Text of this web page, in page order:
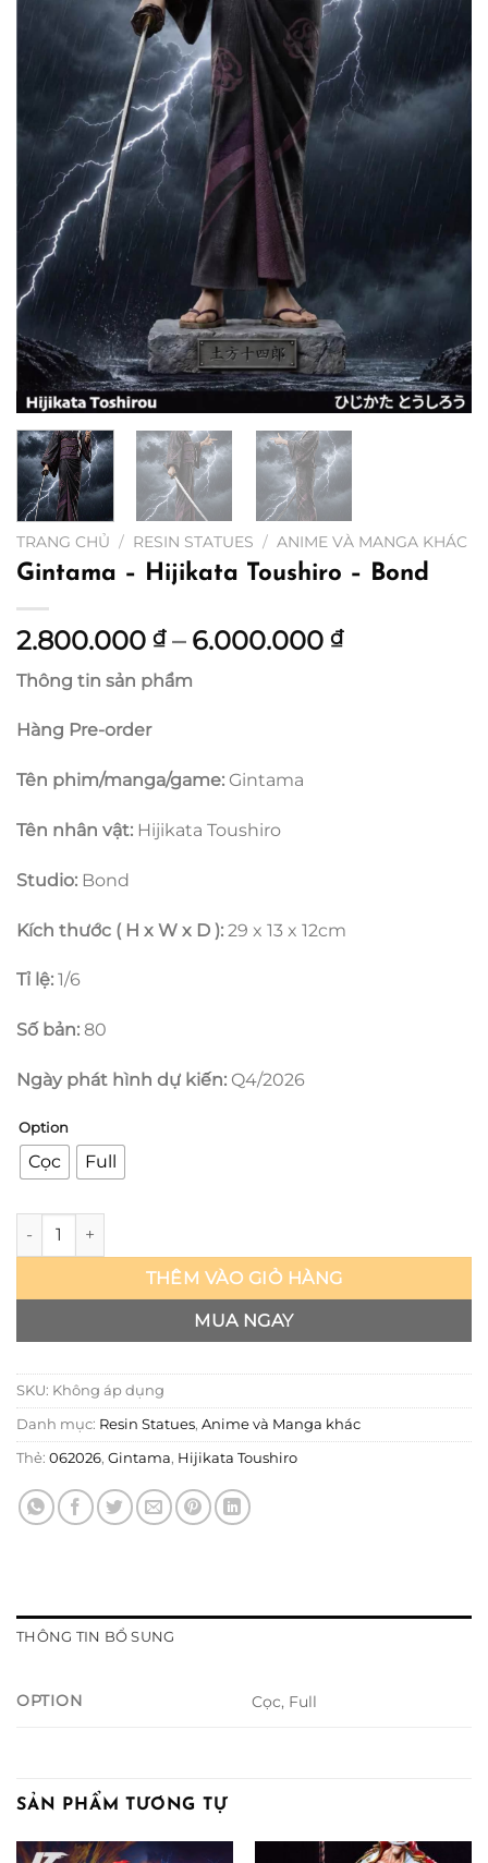
TRANG CHỦ / RESIN STATUES / ANIME VÀ MANGA KHÁC
Gintama – Hijikata Toushiro – Bond
2.800.000 ₫ – 6.000.000 ₫Khoảng
Thông tin sản phẩm
Hàng Pre-order
Tên phim/manga/game: Gintama
Tên nhân vật: Hijikata Toushiro
Studio: Bond
Kích thước ( H x W x D ): 29 x 13 x 12cm
Tỉ lệ: 1/6
Số bản: 80
Ngày phát hình dự kiến: Q4/2026
Option
Cọc Full
Gintama - Hijikata Toushiro - Bond số lượng
THÊM VÀO GIỎ HÀNG
MUA NGAY
SKU: Không áp dụng
Danh mục: Resin Statues, Anime và Manga khác
Thẻ: 062026, Gintama, Hijikata Toushiro
THÔNG TIN BỔ SUNG
OPTION Cọc, Full
SẢN PHẨM TƯƠNG TỰ